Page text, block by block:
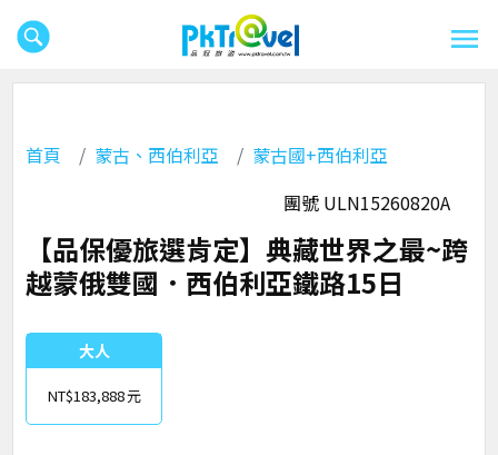
首頁 蒙古、西伯利亞
蒙古國+西伯利亞
團號 ULN15260820A
【品保優旅選肯定】典藏世界之最~跨
越蒙俄雙國．西伯利亞鐵路15日
大人
NT$183,888